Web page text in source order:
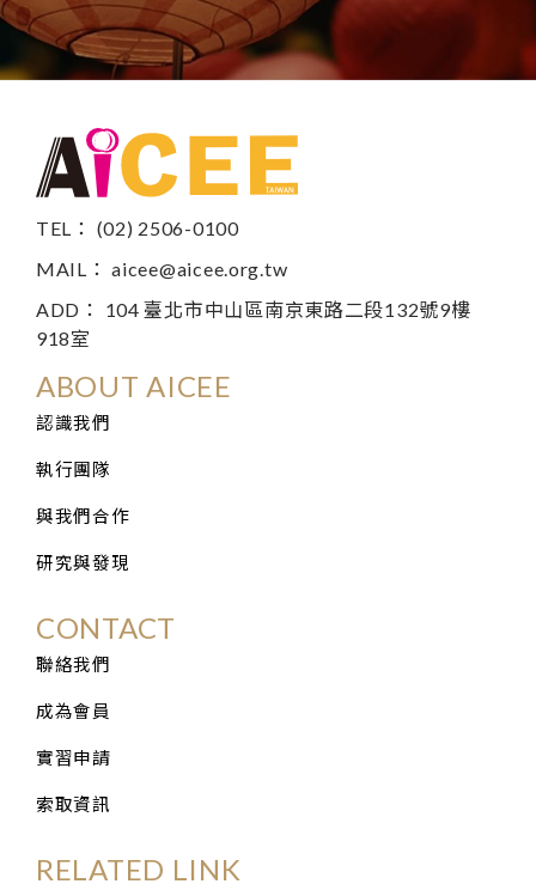
TEL： (02) 2506-0100
MAIL：aicee@aicee.org.tw
ADD： 104 臺北市中山區南京東路二段132號9樓
918室
ABOUT AICEE
認識我們
執行團隊
與我們合作
研究與發現
CONTACT
聯絡我們
成為會員
實習申請
索取資訊
RELATED LINK